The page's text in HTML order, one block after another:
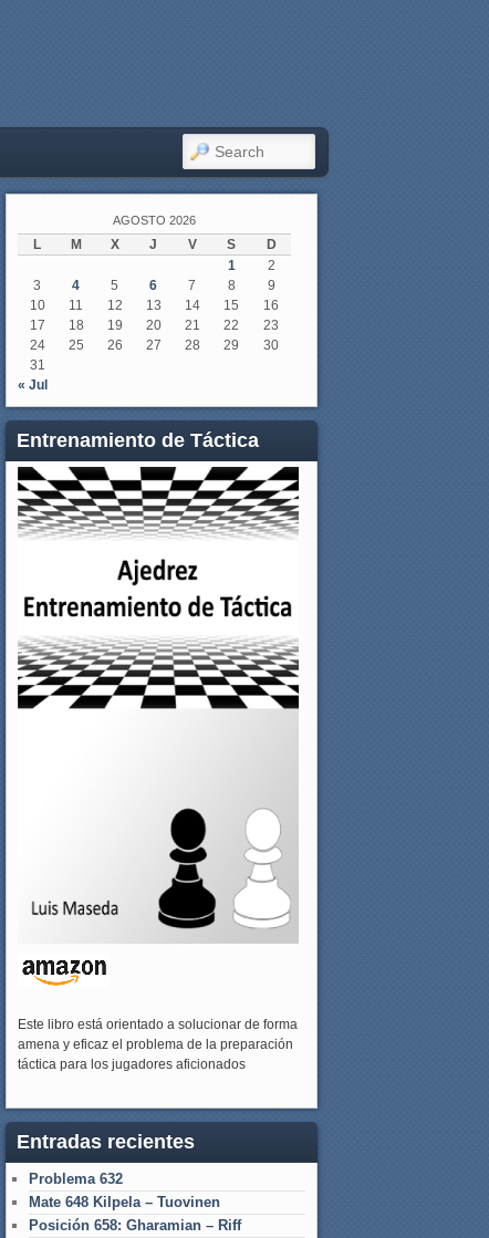
SEARCH
AGOSTO 2026
L M X J V S
D
1
2
3
4 5 6 7 8
9
10
11 12 13 14 15
16
17
18 19 20 21 22
23
24
25 26 27 28 29
30
31
« Jul
Entrenamiento de Táctica
Este libro está orientado a solucionar de forma
amena y eficaz el problema de la preparación
táctica para los jugadores aficionados
Entradas recientes
Problema 632
Mate 648 Kilpela – Tuovinen
Posición 658: Gharamian – Riff